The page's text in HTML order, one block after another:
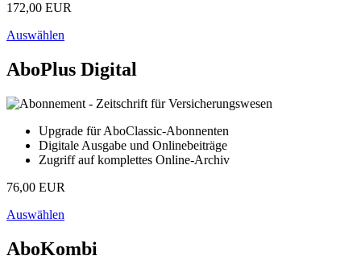
172,00 EUR
Auswählen
AboPlus Digital
Upgrade für AboClassic-Abonnenten
Digitale Ausgabe und Onlinebeiträge
Zugriff auf komplettes Online-Archiv
76,00 EUR
Auswählen
AboKombi